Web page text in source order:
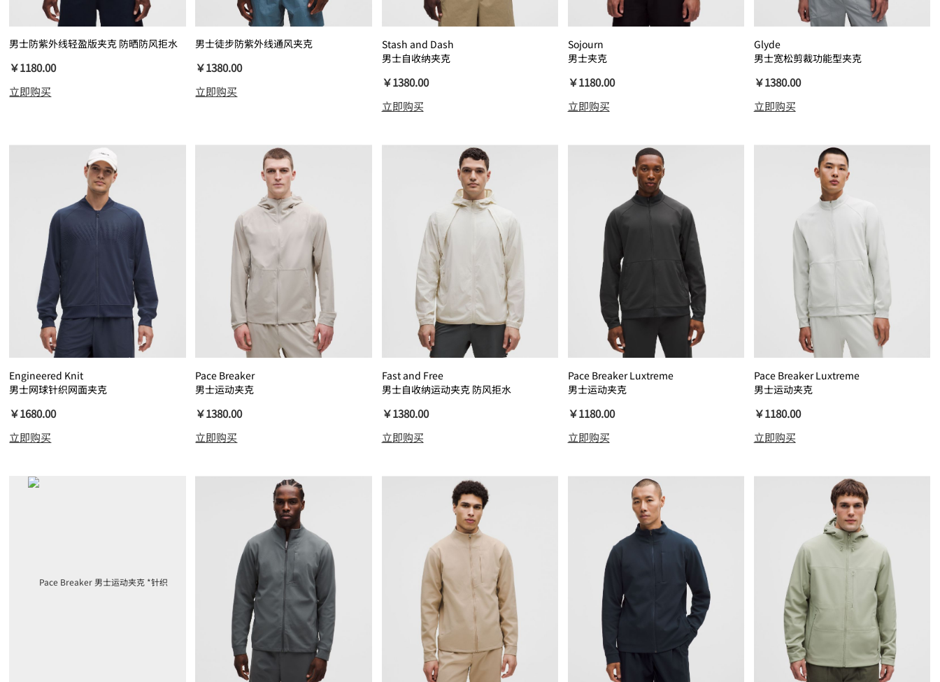
男士防紫外线轻盈版夹克 防晒防风拒水
￥1180.00
立即购买
男士徒步防紫外线通风夹克
￥1380.00
立即购买
Stash and Dash
男士自收纳夹克
￥1380.00
立即购买
Sojourn
男士夹克
￥1180.00
立即购买
Glyde
男士宽松剪裁功能型夹克
￥1380.00
立即购买
Engineered Knit
男士网球针织网面夹克
￥1680.00
立即购买
Pace Breaker
男士运动夹克
￥1380.00
立即购买
Fast and Free
男士自收纳运动夹克 防风拒水
￥1380.00
立即购买
Pace Breaker Luxtreme
男士运动夹克
￥1180.00
立即购买
Pace Breaker Luxtreme
男士运动夹克
￥1180.00
立即购买